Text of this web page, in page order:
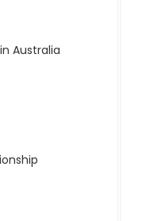
Australia